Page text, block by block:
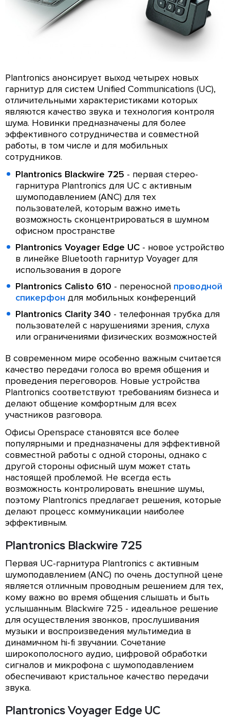
Plantronics анонсирует выход четырех новых
гарнитур для систем Unified Communications (UC),
отличительными характеристиками которых
являются качество звука и технология контроля
шума. Новинки предназначены для более
эффективного сотрудничества и совместной
работы, в том числе и для мобильных
сотрудников.
Plantronics Blackwire 725 - первая стерео-
гарнитура Plantronics для UC с активным
шумоподавлением (ANC) для тех
пользователей, которым важно иметь
возможность сконцентрироваться в шумном
офисном пространстве
Plantronics Voyager Edge UC - новое устройство
в линейке Bluetooth гарнитур Voyager для
использования в дороге
Plantronics Calisto 610 - переносной проводной
спикерфон для мобильных конференций
Plantronics Clarity 340 - телефонная трубка для
пользователей с нарушениями зрения, слуха
или ограничениями физических возможностей
В современном мире особенно важным считается
качество передачи голоса во время общения и
проведения переговоров. Новые устройства
Plantronics соответствуют требованиям бизнеса и
делают общение комфортным для всех
участников разговора.
Офисы Openspace становятся все более
популярными и предназначены для эффективной
совместной работы с одной стороны, однако с
другой стороны офисный шум может стать
настоящей проблемой. Не всегда есть
возможность контролировать внешние шумы,
поэтому Plantronics предлагает решения, которые
делают процесс коммуникации наиболее
эффективным.
Plantronics Blackwire 725
Первая UC-гарнитура Plantronics с активным
шумоподавлением (ANC) по очень доступной цене
является отличным проводным решением для тех,
кому важно во время общения слышать и быть
услышанным. Blackwire 725 - идеальное решение
для осуществления звонков, прослушивания
музыки и воспроизведения мультимедиа в
динамичном hi-fi звучании. Сочетание
широкополосного аудио, цифровой обработки
сигналов и микрофона с шумоподавлением
обеспечивают кристальное качество передачи
звука.
Plantronics Voyager Edge UC